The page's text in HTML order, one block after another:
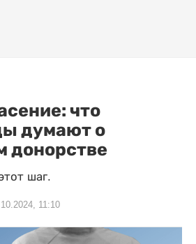
что
думают о
донорстве
шаг.
11:10